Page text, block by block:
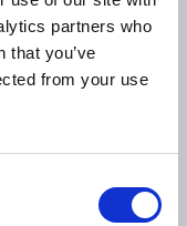
partners who
that you’ve
from your use